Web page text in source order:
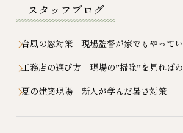
スタッフブログ
台風の窓対策 現場監督が家でもやって
工務店の選び方 現場の”掃除”を見れば
夏の建築現場 新人が学んだ暑さ対策